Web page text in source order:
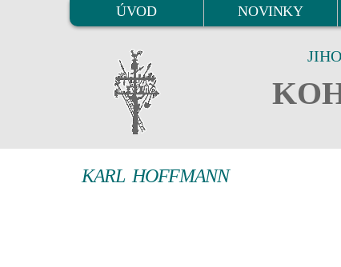
ÚVOD NOVINKY
KARL HOFFMANN